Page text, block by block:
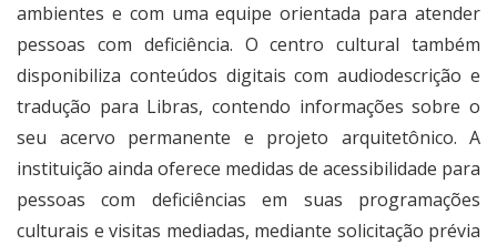
ambientes e com uma equipe orientada para atender
pessoas com deficiência. O centro cultural também
disponibiliza conteúdos digitais com audiodescrição e
tradução para Libras, contendo informações sobre o
seu acervo permanente e projeto arquitetônico. A
instituição ainda oferece medidas de acessibilidade para
pessoas com deficiências em suas programações
culturais e visitas mediadas, mediante solicitação prévia